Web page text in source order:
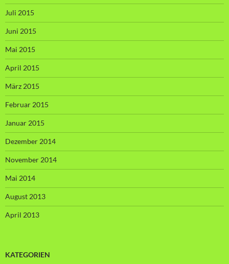
Juli 2015
Juni 2015
Mai 2015
April 2015
März 2015
Februar 2015
Januar 2015
Dezember 2014
November 2014
Mai 2014
August 2013
April 2013
KATEGORIEN